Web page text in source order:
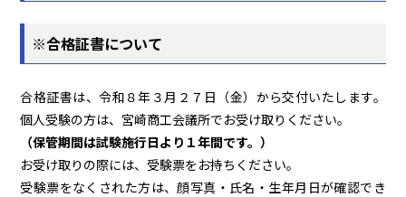
※合格証書について
合格証書は、令和８年３月２７日（金）から交付いたします。
個人受験の方は、宮崎商工会議所でお受け取りください。
（保管期間は試験施行日より１年間です。）
お受け取りの際には、受験票をお持ちください。
受験票をなくされた方は、顔写真・氏名・生年月日が確認でき